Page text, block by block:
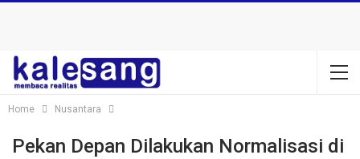
Home Nusantara
Pekan Depan Dilakukan Normalisasi di